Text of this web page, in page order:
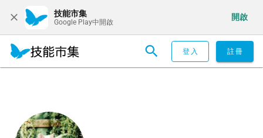
技能市集
Google Play中開啟
開啟
登入 註冊